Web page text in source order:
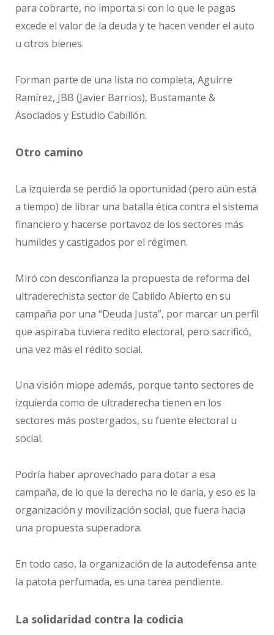
para cobrarte, no importa si con lo que le pagas
excede el valor de la deuda y te hacen vender el auto
u otros bienes.
Forman parte de una lista no completa, Aguirre
Ramírez, JBB (Javier Barrios), Bustamante &
Asociados y Estudio Cabillón.
Otro camino
La izquierda se perdió la oportunidad (pero aún está
a tiempo) de librar una batalla ética contra el sistema
financiero y hacerse portavoz de los sectores más
humildes y castigados por el régimen.
Miró con desconfianza la propuesta de reforma del
ultraderechista sector de Cabildo Abierto en su
campaña por una “Deuda Justa”, por marcar un perfil
que aspiraba tuviera redito electoral, pero sacrificó,
una vez más el rédito social.
Una visión miope además, porque tanto sectores de
izquierda como de ultraderecha tienen en los
sectores más postergados, su fuente electoral u
social.
Podría haber aprovechado para dotar a esa
campaña, de lo que la derecha no le daría, y eso es la
organización y movilización social, que fuera hacia
una propuesta superadora.
En todo caso, la organización de la autodefensa ante
la patota perfumada, es una tarea pendiente.
La solidaridad contra la codicia